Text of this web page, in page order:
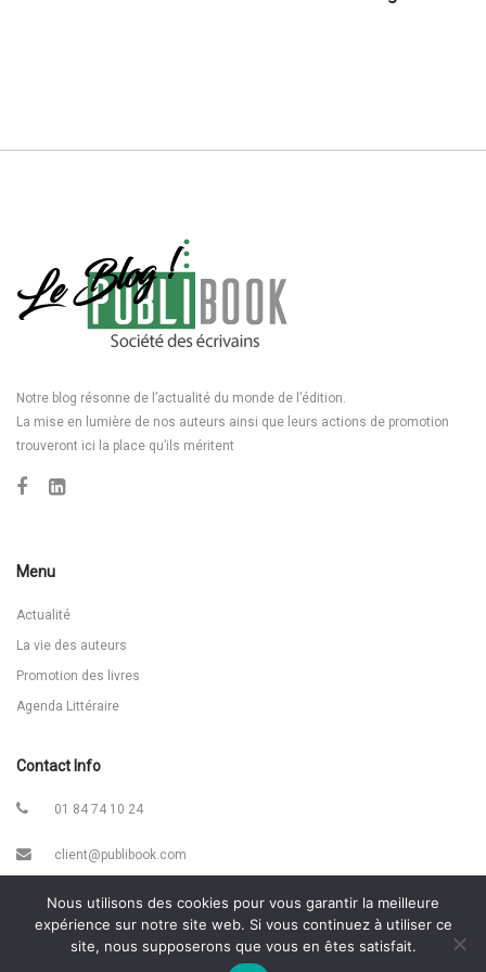
Notre blog résonne de l’actualité du monde de l’édition.
La mise en lumière de nos auteurs ainsi que leurs actions de promotion
trouveront ici la place qu’ils méritent
Menu
Actualité
La vie des auteurs
Promotion des livres
Agenda Littéraire
Contact Info
01 84 74 10 24
client@publibook.com
866 Avenue Maréchal Juin 30900 Nîmes
Nous utilisons des cookies pour vous garantir la meilleure
expérience sur notre site web. Si vous continuez à utiliser ce
site, nous supposerons que vous en êtes satisfait.